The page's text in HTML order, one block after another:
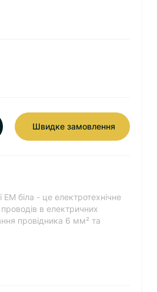
Швидке замовлення
біла - це електротехнічне
в електричних
провідника 6 мм² та